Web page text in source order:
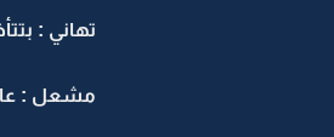
تهاني :
مشعل :